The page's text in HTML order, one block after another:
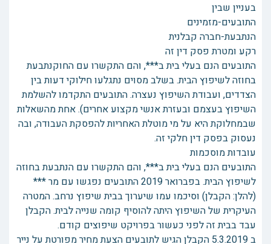
בעניין שבין
התובעים-מזמינים
הנתבעת-חברה קבלנית
רקע ומטרת פסק דין זה
התובעים הנם בעלי בית ב***, והם התקשרו עם החוקנתבעת
בחוזה לשיפוץ הבית. בשלב מסוים נתגלעו חילוקי דעות בין
הצדדים, ועבודת השיפוץ נעצרה. התובעים התקדמו להשלמת
השיפוץ בעצמם ובעזרת אנשי מקצוע אחרים). אחת מהשאלות
שבמחלוקת היא על מי מוטלת האחריות להפסקת העבודה, ובה
נעסוק בפסק דין חלקי זה.
עובדות מוסכמות
התובעים הנם בעלי בית ב***, והם התקשרו עם הנתבעת בחוזה
לשיפוץ הבית. בפברואר 2019 התובעים נפגשו עם מר ***
(להלן: הקבלן) וסיכמו עמו שיערוך בבית שיפוץ נרחב. המטרה
העיקרית של השיפוץ היתה להוסיף קומה שנייה לבית. הקבלן
עבד בבית זה לפני כעשור בפרויקט שיפוצים קודם.
ב 5.3.2019 הקבלן הגיש לתובעים הצעת מחיר מפורטת על נייר